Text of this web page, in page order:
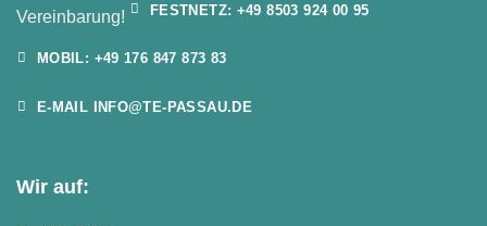
Vereinbarung!
FESTNETZ: +49 8503 924 00 95
MOBIL: +49 176 847 873 83
E-MAIL INFO@TE-PASSAU.DE
Wir auf: